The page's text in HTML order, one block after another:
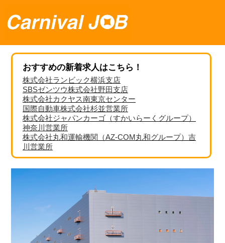
おすすめの新着求人はこちら！
株式会社ランビック横浜支店
SBSゼンツウ株式会社野田支店
株式会社カクヤス南東京センター
国際自動車株式会社杉並営業所
株式会社ジャパンカーゴ（すかいらーくグループ）
神奈川営業所
株式会社丸和運輸機関（AZ-COM丸和グループ）吉
川営業所